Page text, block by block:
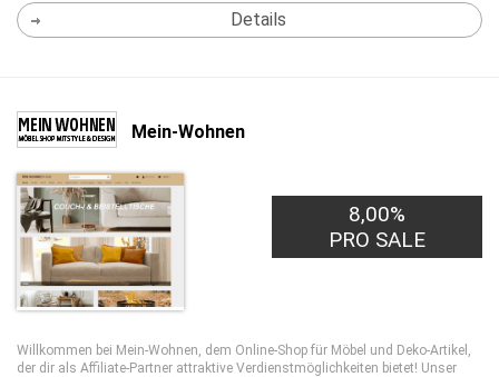
Details
Mein-Wohnen
8,00%
PRO SALE
Willkommen bei Mein-Wohnen, dem Online-Shop für Möbel und Deko-Artikel,
der dir als Affiliate-Partner attraktive Verdienstmöglichkeiten bietet! Unser